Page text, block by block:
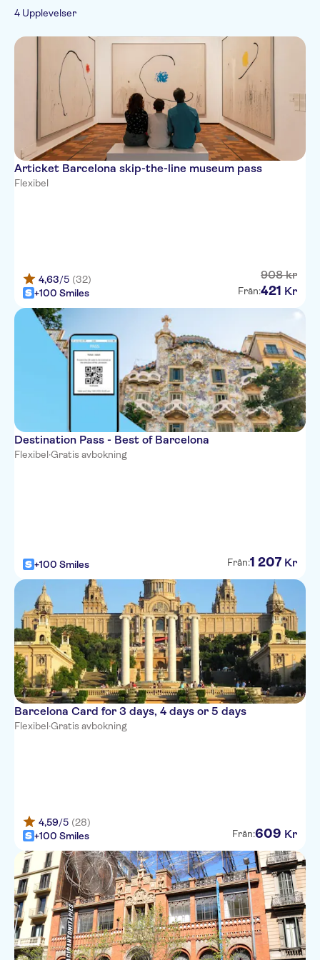
4 Upplevelser
Articket Barcelona skip-the-line museum pass
Flexibel
4,63/5 (32)
+100 Smiles
908 kr
Från:421 Kr
Destination Pass - Best of Barcelona
Flexibel·Gratis avbokning
+100 Smiles Från:1 207 Kr
Barcelona Card for 3 days, 4 days or 5 days
Flexibel·Gratis avbokning
4,59/5 (28)
+100 Smiles
Från:609 Kr